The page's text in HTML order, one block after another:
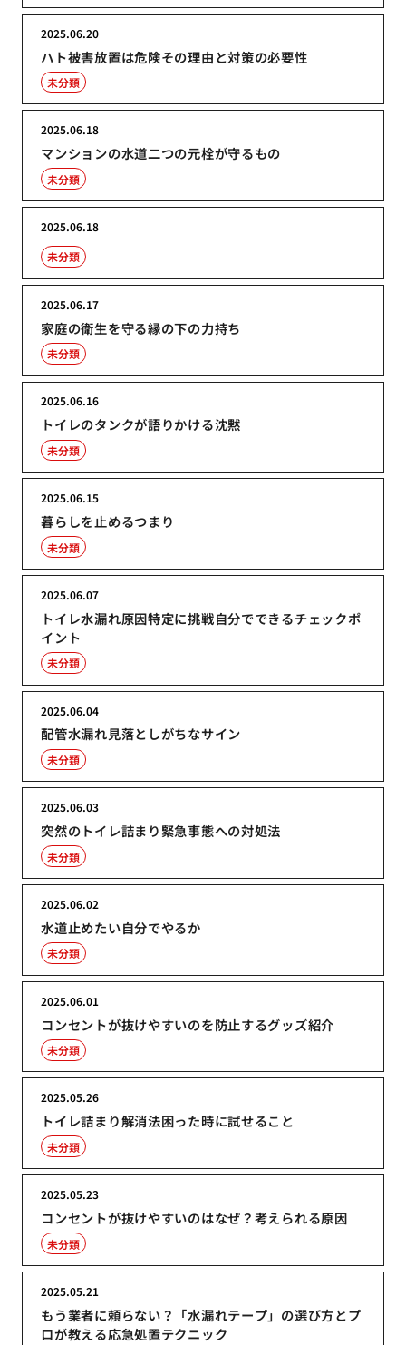
ハト被害放置は危険その理由と対策の必要性
2025.06.20
未分類
マンションの水道二つの元栓が守るもの
2025.06.18
未分類
2025.06.18
未分類
家庭の衛生を守る縁の下の力持ち
2025.06.17
未分類
トイレのタンクが語りかける沈黙
2025.06.16
未分類
暮らしを止めるつまり
2025.06.15
未分類
トイレ水漏れ原因特定に挑戦自分でできるチェックポ
イント
2025.06.07
未分類
配管水漏れ見落としがちなサイン
2025.06.04
未分類
突然のトイレ詰まり緊急事態への対処法
2025.06.03
未分類
水道止めたい自分でやるか
2025.06.02
未分類
コンセントが抜けやすいのを防止するグッズ紹介
2025.06.01
未分類
トイレ詰まり解消法困った時に試せること
2025.05.26
未分類
コンセントが抜けやすいのはなぜ？考えられる原因
2025.05.23
未分類
もう業者に頼らない？「水漏れテープ」の選び方とプ
ロが教える応急処置テクニック
2025.05.21